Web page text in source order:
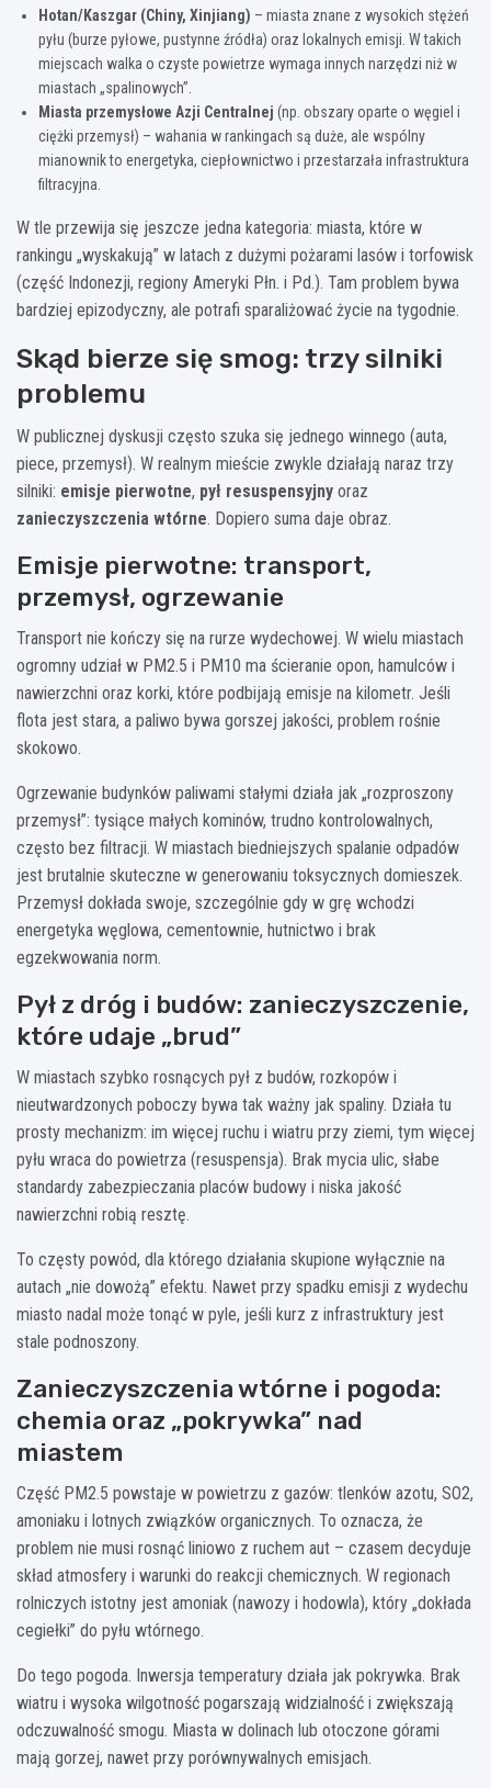
Hotan/Kaszgar (Chiny, Xinjiang) – miasta znane z wysokich stężeń
pyłu (burze pyłowe, pustynne źródła) oraz lokalnych emisji. W takich
miejscach walka o czyste powietrze wymaga innych narzędzi niż w
miastach „spalinowych”.
Miasta przemysłowe Azji Centralnej (np. obszary oparte o węgiel i
ciężki przemysł) – wahania w rankingach są duże, ale wspólny
mianownik to energetyka, ciepłownictwo i przestarzała infrastruktura
filtracyjna.
W tle przewija się jeszcze jedna kategoria: miasta, które w
rankingu „wyskakują” w latach z dużymi pożarami lasów i torfowisk
(część Indonezji, regiony Ameryki Płn. i Pd.). Tam problem bywa
bardziej epizodyczny, ale potrafi sparaliżować życie na tygodnie.
Skąd bierze się smog: trzy silniki
problemu
W publicznej dyskusji często szuka się jednego winnego (auta,
piece, przemysł). W realnym mieście zwykle działają naraz trzy
silniki: emisje pierwotne, pył resuspensyjny oraz
zanieczyszczenia wtórne. Dopiero suma daje obraz.
Emisje pierwotne: transport,
przemysł, ogrzewanie
Transport nie kończy się na rurze wydechowej. W wielu miastach
ogromny udział w PM2.5 i PM10 ma ścieranie opon, hamulców i
nawierzchni oraz korki, które podbijają emisje na kilometr. Jeśli
flota jest stara, a paliwo bywa gorszej jakości, problem rośnie
skokowo.
Ogrzewanie budynków paliwami stałymi działa jak „rozproszony
przemysł”: tysiące małych kominów, trudno kontrolowalnych,
często bez filtracji. W miastach biedniejszych spalanie odpadów
jest brutalnie skuteczne w generowaniu toksycznych domieszek.
Przemysł dokłada swoje, szczególnie gdy w grę wchodzi
energetyka węglowa, cementownie, hutnictwo i brak
egzekwowania norm.
Pył z dróg i budów: zanieczyszczenie,
które udaje „brud”
W miastach szybko rosnących pył z budów, rozkopów i
nieutwardzonych poboczy bywa tak ważny jak spaliny. Działa tu
prosty mechanizm: im więcej ruchu i wiatru przy ziemi, tym więcej
pyłu wraca do powietrza (resuspensja). Brak mycia ulic, słabe
standardy zabezpieczania placów budowy i niska jakość
nawierzchni robią resztę.
To częsty powód, dla którego działania skupione wyłącznie na
autach „nie dowożą” efektu. Nawet przy spadku emisji z wydechu
miasto nadal może tonąć w pyle, jeśli kurz z infrastruktury jest
stale podnoszony.
Zanieczyszczenia wtórne i pogoda:
chemia oraz „pokrywka” nad
miastem
Część PM2.5 powstaje w powietrzu z gazów: tlenków azotu, SO2,
amoniaku i lotnych związków organicznych. To oznacza, że
problem nie musi rosnąć liniowo z ruchem aut – czasem decyduje
skład atmosfery i warunki do reakcji chemicznych. W regionach
rolniczych istotny jest amoniak (nawozy i hodowla), który „dokłada
cegiełki” do pyłu wtórnego.
Do tego pogoda. Inwersja temperatury działa jak pokrywka. Brak
wiatru i wysoka wilgotność pogarszają widzialność i zwiększają
odczuwalność smogu. Miasta w dolinach lub otoczone górami
mają gorzej, nawet przy porównywalnych emisjach.